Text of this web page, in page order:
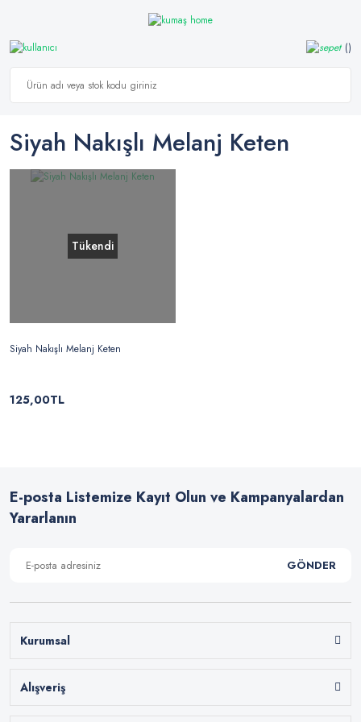
Siyah Nakışlı Melanj Keten
Tükendi
Siyah Nakışlı Melanj Keten
125,00TL
E-posta Listemize Kayıt Olun ve Kampanyalardan
Yararlanın
GÖNDER
Kurumsal
Alışveriş